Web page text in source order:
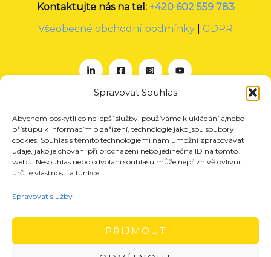
Spravovat Souhlas
Abychom poskytli co nejlepší služby, používáme k ukládání a/nebo
přístupu k informacím o zařízení, technologie jako jsou soubory
cookies. Souhlas s těmito technologiemi nám umožní zpracovávat
údaje, jako je chování při procházení nebo jedinečná ID na tomto
webu. Nesouhlas nebo odvolání souhlasu může nepříznivě ovlivnit
určité vlastnosti a funkce.
Spravovat služby
PŘÍJMOUT
Kontaktujte nás na tel: +420 602 559 783
Všeobecné obchodní podmínky
GDPR
O nás
Projekty
Členství
Kontakt